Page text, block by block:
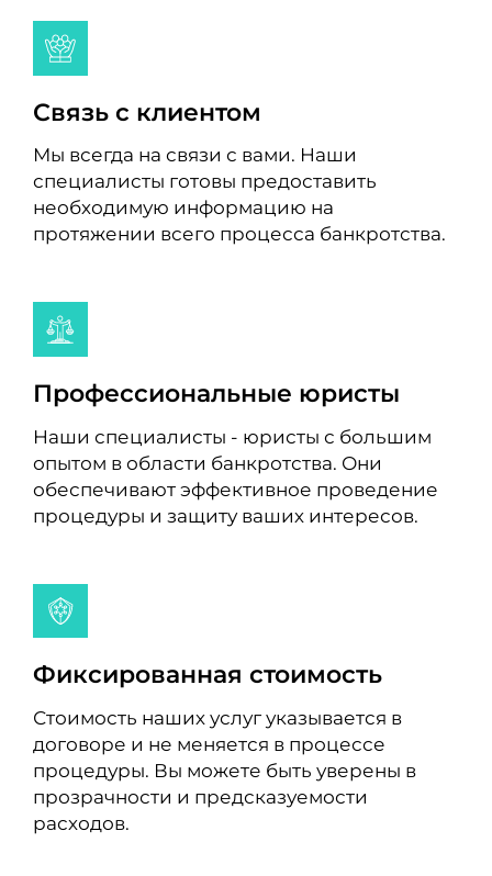
Связь с клиентом
Мы всегда на связи с вами. Наши
специалисты готовы предоставить
необходимую информацию на
протяжении всего процесса банкротства.
Профессиональные юристы
Наши специалисты - юристы с большим
опытом в области банкротства. Они
обеспечивают эффективное проведение
процедуры и защиту ваших интересов.
Фиксированная стоимость
Стоимость наших услуг указывается в
договоре и не меняется в процессе
процедуры. Вы можете быть уверены в
прозрачности и предсказуемости
расходов.